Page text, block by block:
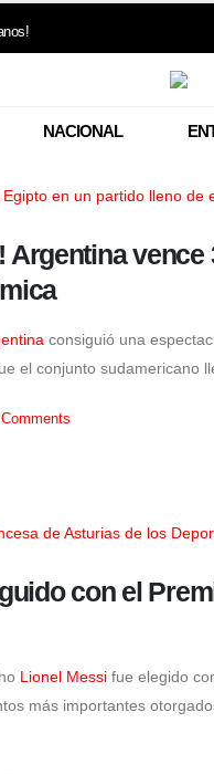
NACIONAL
Argentina
consiguió una
el conjunto sudamericano
Comments
con el
Lionel Messi fue elegido
más importantes
de Keiko
recibimos, ella sí
Keiko Fujimori
León XIV: “Será
esperanza para el